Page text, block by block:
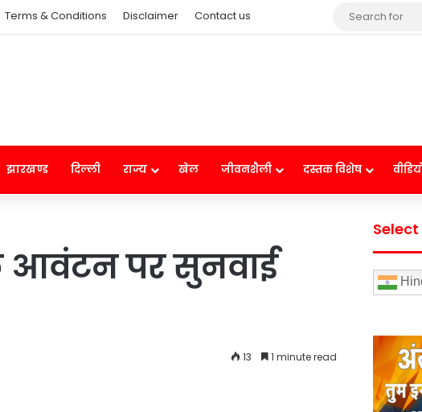
Terms & Conditions Disclaimer Contact us
झारखण्ड दिल्ली राज्य खेल जीवनशैली दस्तक विशेष
आवंटन पर सुनवाई
13 1 minute read